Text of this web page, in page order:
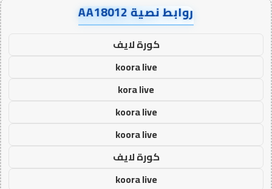
روابط نصية AA18012
كورة لايف
koora live
kora live
koora live
koora live
كورة لايف
koora live